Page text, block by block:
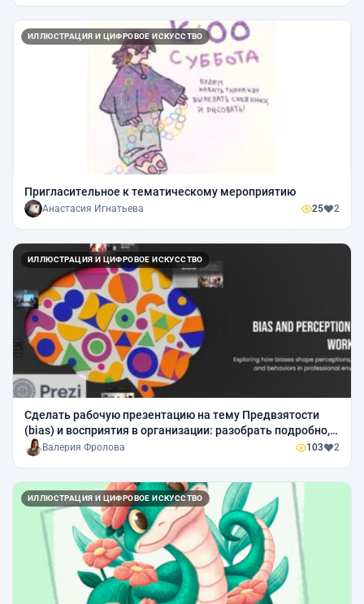
ИЛЛЮСТРАЦИЯ И ЦИФРОВОЕ ИСКУССТВО
Пригласительное к тематическому мероприятию
Анастасия Игнатьева 25 2
ИЛЛЮСТРАЦИЯ И ЦИФРОВОЕ ИСКУССТВО
Сделать рабочую презентацию на тему Предвзятости
(bias) и восприятия в организации: разобрать подробно,
почему предвзятости (biases) важны на Английском и на
Валерия Фролова 103 2
ИЛЛЮСТРАЦИЯ И ЦИФРОВОЕ ИСКУССТВО